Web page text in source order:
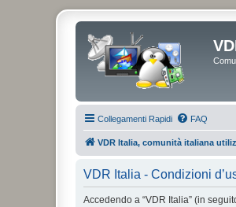
Collegamenti Rapidi FAQ
VDR Italia, comunità italiana
VDR Italia - Condizioni
Accedendo a “VDR Italia” (in